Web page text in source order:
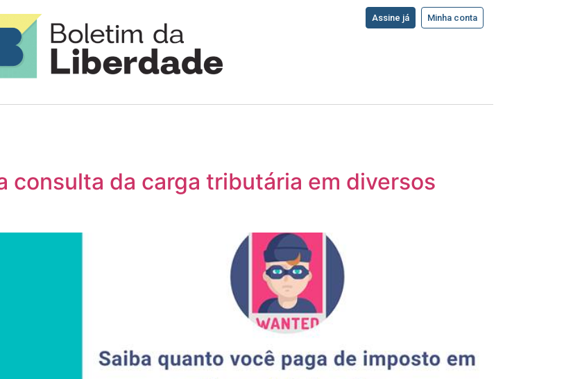
Assine já Minha conta
consulta da carga tributária em diversos